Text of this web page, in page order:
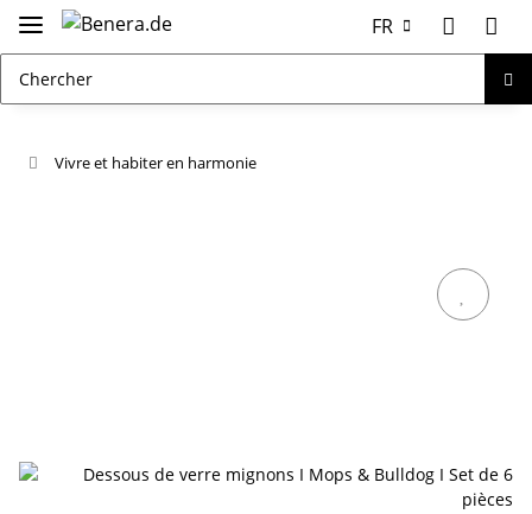
FR
Vivre et habiter en harmonie